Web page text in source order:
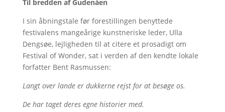
Til bredden af Gudenåen
I sin åbningstale før forestillingen benyttede
festivalens mangeårige kunstneriske leder, Ulla
Dengsøe, lejligheden til at citere et prosadigt om
Festival of Wonder, sat i verden af den kendte lokale
forfatter Bent Rasmussen:
Langt over lande er dukkerne rejst for at besøge os.
De har taget deres egne historier med.